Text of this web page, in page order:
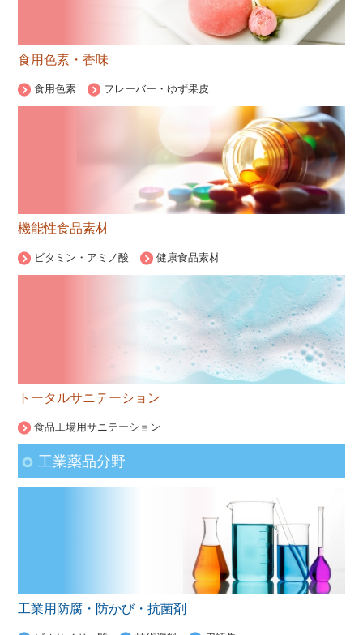
食用色素・香味
食用色素 フレーバー・ゆず果皮
機能性食品素材
ビタミン・アミノ酸 健康食品素材
トータルサニテーション
食品工場用サニテーション
工業薬品分野
工業用防腐・防かび・抗菌剤